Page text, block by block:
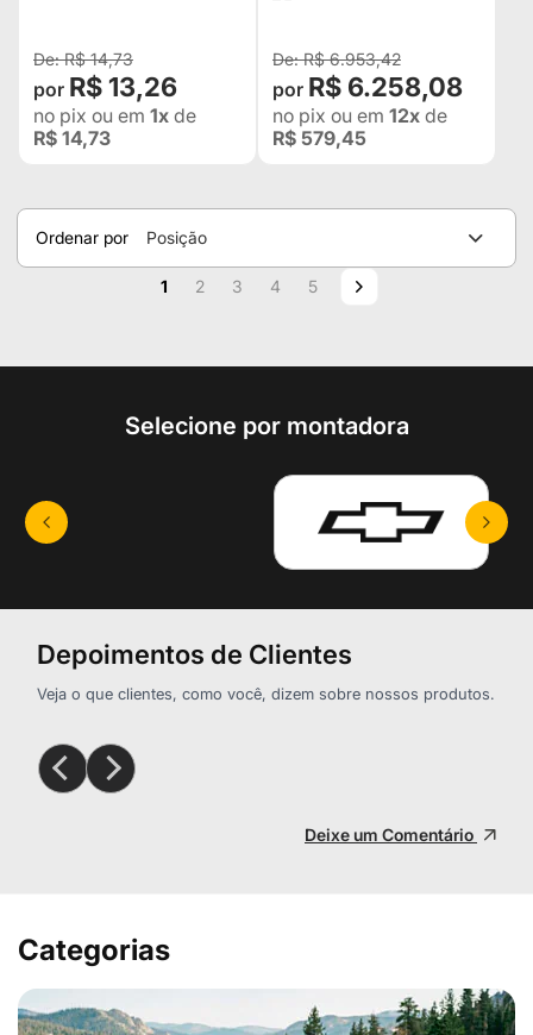
R$ 14,73
R$ 13,26
no pix ou em 1x de
R$ 14,73
R$ 6.953,42
R$ 6.258,08
no pix ou em 12x de
R$ 579,45
Ordenar por
Posição
Página
Você esta lendo a pagina
1 Página
2 Página
3 Página
4 Página
5 Página
Próximo
Selecione por montadora
Depoimentos de Clientes
Veja o que clientes, como você, dizem sobre nossos produtos.
Deixe um Comentário
Categorias